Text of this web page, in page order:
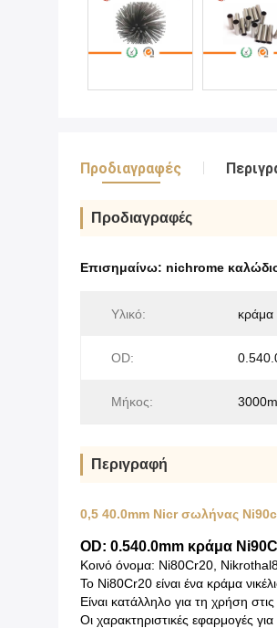
Προδιαγραφές
Προδιαγραφές
Επισημαίνω: nichrome
Υλικό: κράμα
OD:
Μήκος:
Περιγραφή
0,5 40.0mm Nicr σωλήνας
OD: 0.540.0mm κράμα
Κοινό όνομα: Ni80Cr20,
Το Ni80Cr20 είναι ένα κράμα
Είναι κατάλληλο για τη χρήση
Οι χαρακτηριστικές εφαρμογές